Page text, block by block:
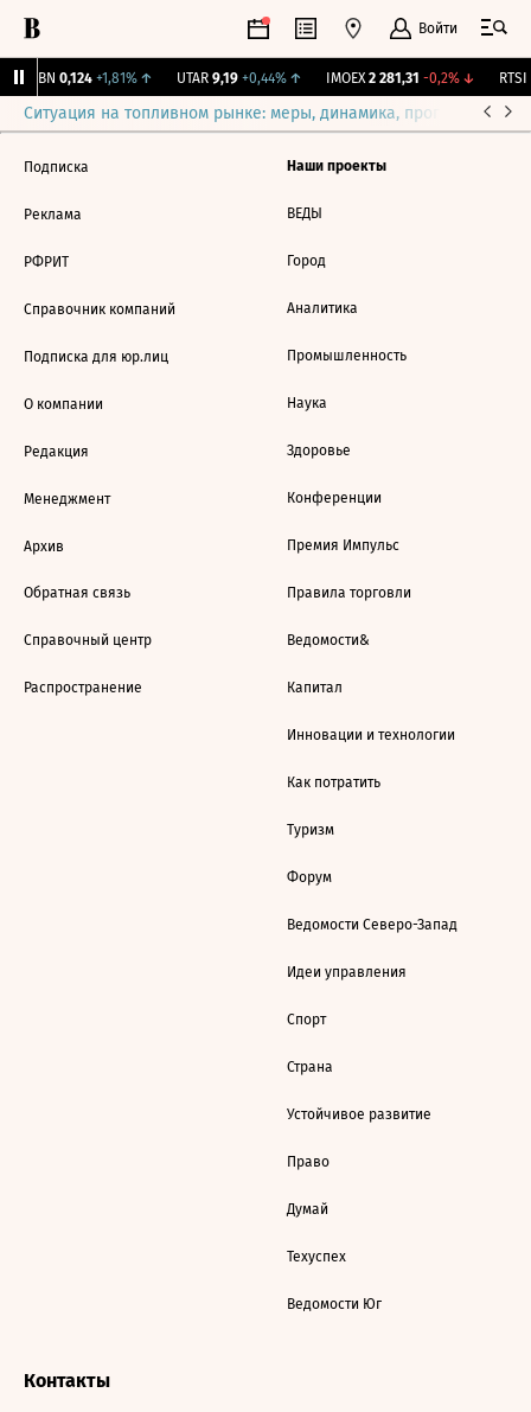
Войти
USBN 0,124 +1,81%↑ UTAR 9,19 +0,44%↑ IMOEX 2 281,31 -0,2%↓ RTSI
Ситуация на топливном рынке: меры, динамика, прогнозы
Подписка
Реклама
РФРИТ
Справочник компаний
Подписка для юр.лиц
О компании
Редакция
Менеджмент
Архив
Обратная связь
Справочный центр
Распространение
Наши проекты
ВЕДЫ
Город
Аналитика
Промышленность
Наука
Здоровье
Конференции
Премия Импульс
Правила торговли
Ведомости&
Капитал
Инновации и технологии
Как потратить
Туризм
Форум
Ведомости Северо-Запад
Идеи управления
Спорт
Страна
Устойчивое развитие
Право
Думай
Техуспех
Ведомости Юг
Контакты